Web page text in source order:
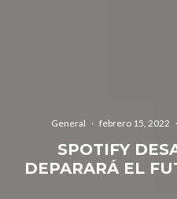
General · febrero 15, 2022 ·
SPOTIFY
DEPARARÁ EL